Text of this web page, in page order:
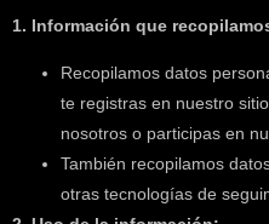
1. Información que
Recopilamos datos
te registras en nuestro
nosotros o participas en
También recopilamos
otras tecnologías de